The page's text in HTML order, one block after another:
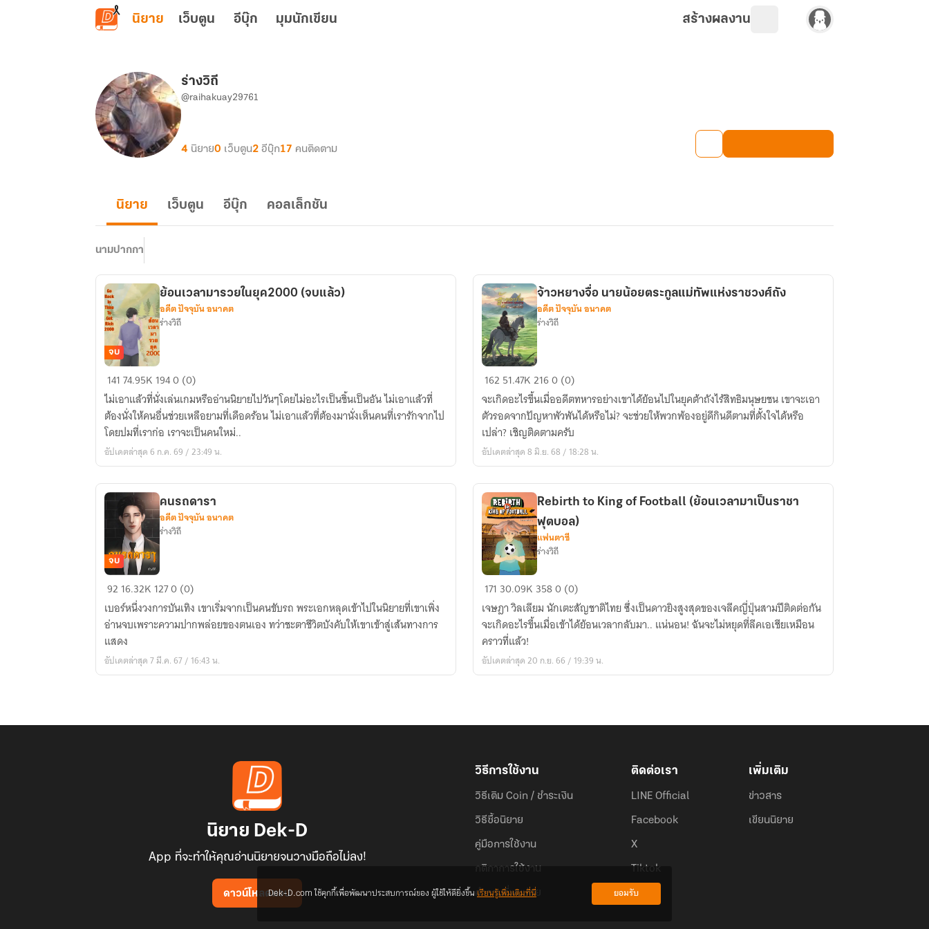
ข้ามไปยังเนื้อหาหลัก
นิยาย เว็บตูน อีบุ๊ก มุมนักเขียน สร้างผลงาน
ร่างวิถี
@raihakuay29761
4 นิยาย0 เว็บตูน2 อีบุ๊ก17 คนติดตาม
นิยาย เว็บตูน อีบุ๊ก คอลเล็กชัน
นามปากกา
ย้อน
เวลา
มา
รวย
ใน
ยุค2000
แล้ว)
จบ
ย้อนเวลามารวยในยุค2000 (จบแล้ว)
อดีต ปัจจุบัน อนาคต
ร่างวิถี
14174.95K 1940 (0)
ไม่เอาแล้วที่นั่งเล่นเกมหรืออ่านนิยายไปวันๆโดยไม่อะไรเป็นชิ้นเป็นอัน ไม่เอาแล้วที่
ต้องนั่งให้คนอื่นช่วยเหลือยามที่เดือดร้อน ไม่เอาแล้วที่ต้องมานั่งเห็นคนที่เรารักจากไป
โดยปมที่เราก่อ เราจะเป็นคนใหม่..
อัปเดตล่าสุด 6 ก.ค. 69 / 23:49 น.
จ้าว
หยาง
จื่อ
นาย
น้อย
ตระกูล
แห่ง
ราชวงศ์
ถัง
จ้าวหยางจื่อ นายน้อยตระกูลแม่ทัพแห่งราชวงศ์ถัง
อดีต ปัจจุบัน อนาคต
ร่างวิถี
162 51.47K2160 (0)
จะเกิดอะไรขึ้นเมื่ออดีตทหารอย่างเขาได้ย้อนไปในยุคต้าถังไร้สิทธิมนุษยชน เขาจะเอา
ตัวรอดจากปัญหาพัวพันได้หรือไม่? จะช่วยให้พวกพ้องอยู่ดีกินดีตามที่ตั้งใจได้หรือ
เปล่า? เชิญติดตามครับ
อัปเดตล่าสุด 8 มิ.ย. 68 / 18:28 น.
คน
ดารา
จบ
คนรถดารา
อดีต ปัจจุบัน อนาคต
ร่างวิถี
92 16.32K 1270 (0)
เบอร์หนึ่งวงการบันเทิง เขาเริ่มจากเป็นคนขับรถ พระเอกหลุดเข้าไปในนิยายที่เขาเพิ่ง
อ่านจบเพราะความปากพล่อยของตนเอง ทว่าชะตาชีวิตบังคับให้เขาเข้าสู่เส้นทางการ
แสดง
อัปเดตล่าสุด 7 มี.ค. 67 / 16:43 น.
Rebirth
King
of
Football
(ย้อน
Rebirth to King of Football (ย้อนเวลามาเป็นราชา
ฟุตบอล)
แฟนตาซี
ร่างวิถี
171 30.09K 3580 (0)
เจษฎา วิลเลียม นักเตะสัญชาติไทย ซึ่งเป็นดาวยิงสูงสุดของเจลีคญี่ปุ่นสามปีติดต่อกัน
จะเกิดอะไรขึ้นเมื่อเข้าได้ย้อนเวลากลับมา.. แน่นอน! ฉันจะไม่หยุดที่ลีคเอเชียเหมือน
คราวที่แล้ว!
อัปเดตล่าสุด 20 ก.ย. 66 / 19:39 น.
นิยาย Dek-D
App ที่จะทำให้คุณอ่านนิยายจนวางมือถือไม่ลง!
ดาวน์โหลดแอป
วิธีการใช้งาน
วิธีเติม Coin / ชำระเงิน
วิธีซื้อนิยาย
คู่มือการใช้งาน
กติกาการใช้งาน
คำถามที่พบบ่อย
ติดต่อเรา
LINE Official
Facebook
X
Tiktok
เพิ่มเติม
ข่าวสาร
เขียนนิยาย
Dek-D.com ใช้คุกกี้เพื่อพัฒนาประสบการณ์ของ ผู้ใช้ให้ดียิ่งขึ้นเรียนรู้เพิ่มเติมที่นี่ ยอมรับ